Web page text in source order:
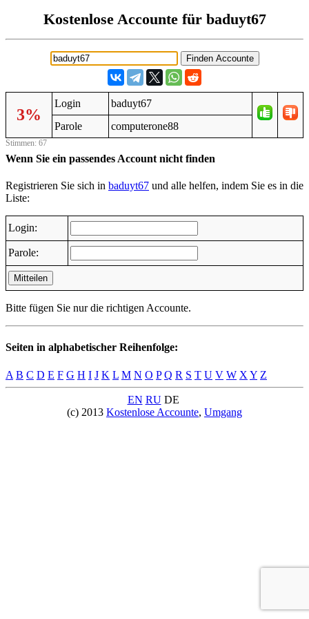
Kostenlose Accounte für baduyt67
3%
Login
baduyt67
Parole
computerone88
Stimmen: 67
Wenn Sie ein passendes Account nicht finden
Registrieren Sie sich in baduyt67 und alle helfen, indem Sie es in die
Liste:
Login:
Parole:
Mitteilen
Bitte fügen Sie nur die richtigen Accounte.
Seiten in alphabetischer Reihenfolge:
A B C D E F G H I J K L M N O P Q R S T U V W X Y Z
EN RUDE
(c) 2013 Kostenlose Accounte, Umgang